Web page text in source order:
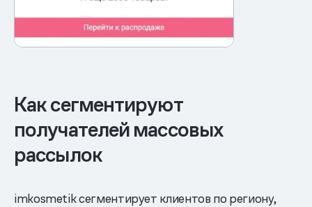
Как сегментируют
получателей массовых
рассылок
imkosmetik сегментирует клиентов по региону,